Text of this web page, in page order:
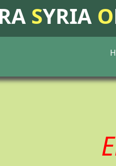
SYRIA O